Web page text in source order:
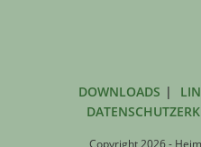
DOWNLOADS
Copyright 2026 -